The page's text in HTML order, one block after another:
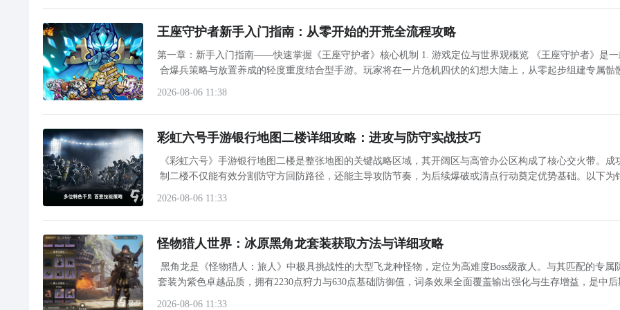
王座守护者新手入门指南：从零开始的开荒全流程攻略
第一章：新手入门指南——快速掌握《王座守护者》核心机制 1. 游戏定位与世界观概览 《王座守护者》是一款融
合爆兵策略与放置养成的轻度重度结合型手游。玩家将在一片危机四伏的幻想大陆上，从零起步组建专属骷
2026-08-06 11:38
彩虹六号手游银行地图二楼详细攻略：进攻与防守实战技巧
《彩虹六号》手游银行地图二楼是整张地图的关键战略区域，其开阔区与高管办公区构成了核心交火带。成
制二楼不仅能有效分割防守方回防路径，还能主导攻防节奏，为后续爆破或清点行动奠定优势基础。以下为
2026-08-06 11:33
怪物猎人世界：冰原黑角龙套装获取方法与详细攻略
黑角龙是《怪物猎人：旅人》中极具挑战性的大型飞龙种怪物，定位为高难度Boss级敌人。与其匹配的专属
套装为紫色卓越品质，拥有2230点狩力与630点基础防御值，词条效果全面覆盖输出强化与生存增益，是中后
2026-08-06 11:33